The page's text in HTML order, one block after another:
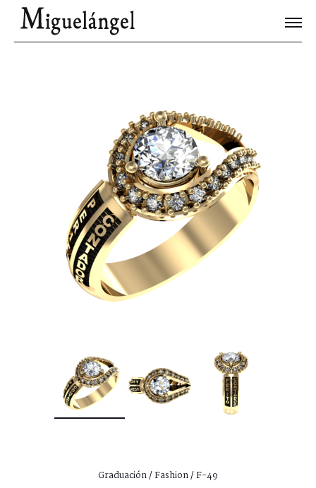
Joyas Únicas
Contacto
Graduación/Fashion/ F-49